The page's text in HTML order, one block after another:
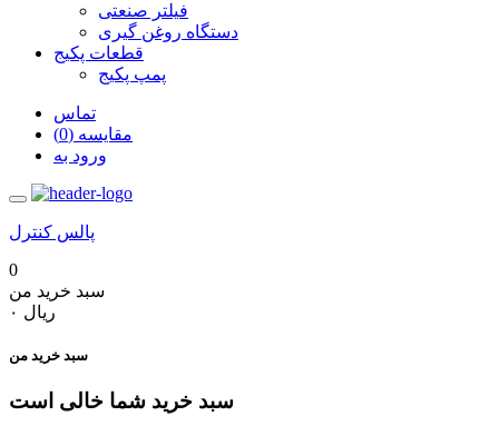
فیلتر صنعتی
دستگاه روغن گیری
قطعات پکیج
پمپ پکیج
تماس
مقایسه (0)
ورود به
پالس کنترل
0
سبد خرید من
‎ریال ۰
سبد خرید من
سبد خرید شما خالی است